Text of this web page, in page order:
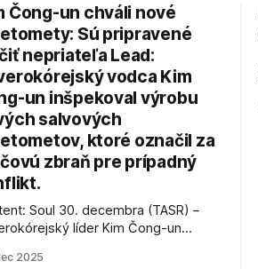
Čong-un chváli nové
Sú pripravené
nepriateľa Lead:
vodca Kim
un inšpekoval výrobu
salvových
ktoré označil za
zbraň pre prípadný
Soul 30. decembra (TASR) –
líder Kim Čong-un
salvové raketomety a nešetril
2025